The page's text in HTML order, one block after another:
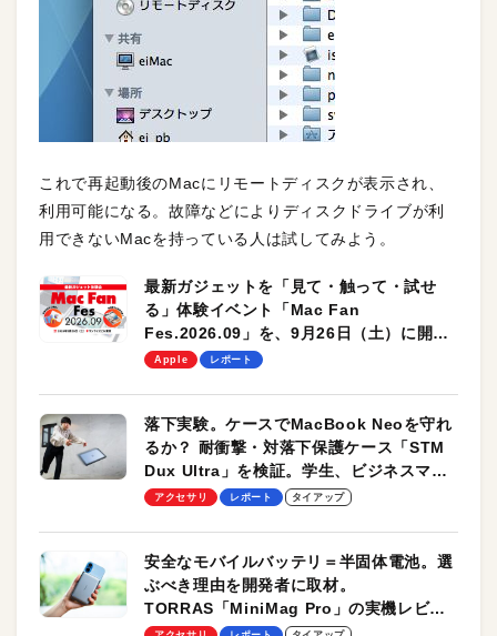
これで再起動後のMacにリモートディスクが表示され、
利用可能になる。故障などによりディスクドライブが利
用できないMacを持っている人は試してみよう。
最新ガジェットを「見て・触って・試せ
る」体験イベント「Mac Fan
Fes.2026.09」を、9月26日（土）に開催
します！
Apple レポート
落下実験。ケースでMacBook Neoを守れ
るか？ 耐衝撃・対落下保護ケース「STM
Dux Ultra」を検証。学生、ビジネスマン
のモバイルユースに最適！
アクセサリ レポート タイアップ
安全なモバイルバッテリ＝半固体電池。選
ぶべき理由を開発者に取材。
TORRAS「MiniMag Pro」の実機レビュ
ーも